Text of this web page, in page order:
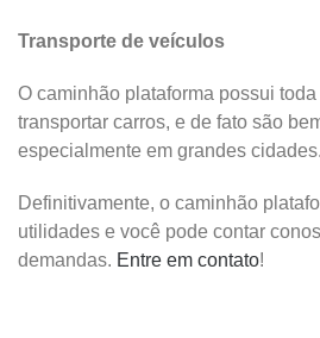
Transporte de veículos
O caminhão plataforma possui
transportar carros, e de fato são
especialmente em grandes cidades.
Definitivamente, o caminhão
utilidades e você pode contar
demandas. Entre em contato!